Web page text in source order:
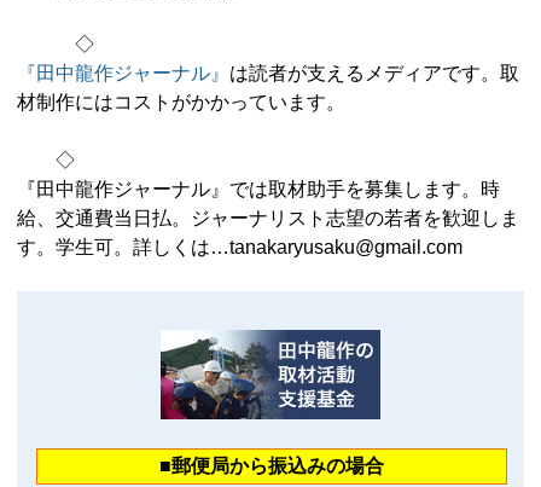
◇
『田中龍作ジャーナル』 は読者が支えるメディアです。取
材制作にはコストがかかっています。
◇
『田中龍作ジャーナル』では取材助手を募集します。時
給、交通費当日払。ジャーナリスト志望の若者を歓迎しま
す。学生可。詳しくは…tanakaryusaku@gmail.com
■郵便局から振込みの場合